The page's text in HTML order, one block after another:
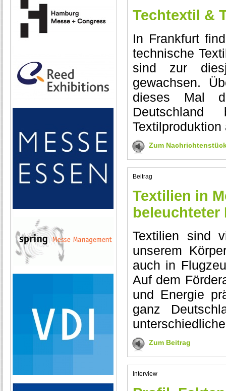
Techtextil &
In Frankfurt
technische
sind zur
gewachsen.
dieses Mal
Zum
Beitrag
Textilien in
beleuchteter
Textilien sind
unserem
auch in
Auf dem
und Energie
ganz
Zum Beitrag
Interview